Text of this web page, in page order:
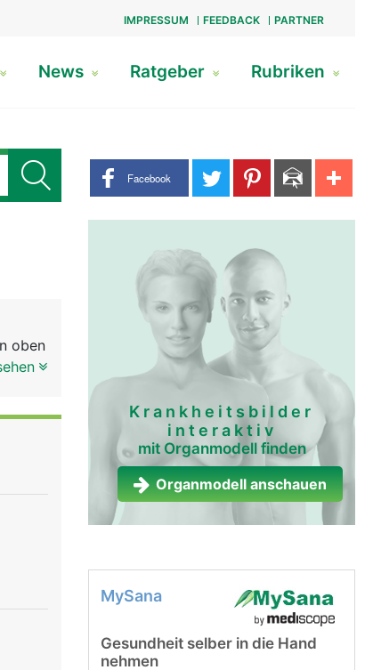
IMPRESSUM FEEDBACK PARTNER
News Ratgeber Rubriken
Share buttons
Facebook
oben
Krankheitsbilder
interaktiv
mit Organmodell finden
Organmodell anschauen
MySana
Gesundheit selber in die Hand
nehmen